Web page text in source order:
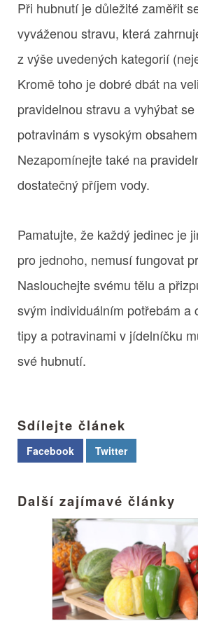
Při hubnutí je důležité zaměřit
vyváženou stravu, která
z výše uvedených kategorií
Kromě toho je dobré dbát na
pravidelnou stravu a vyhýbat
potravinám s vysokým
Nezapomínejte také na
dostatečný příjem vody.
Pamatujte, že každý jedinec je
pro jednoho, nemusí fungovat
Naslouchejte svému tělu a
svým individuálním potřebám a
tipy a potravinami v jídelníčku
své hubnutí.
Sdílejte článek
Facebook Twitter
Další zajímavé články